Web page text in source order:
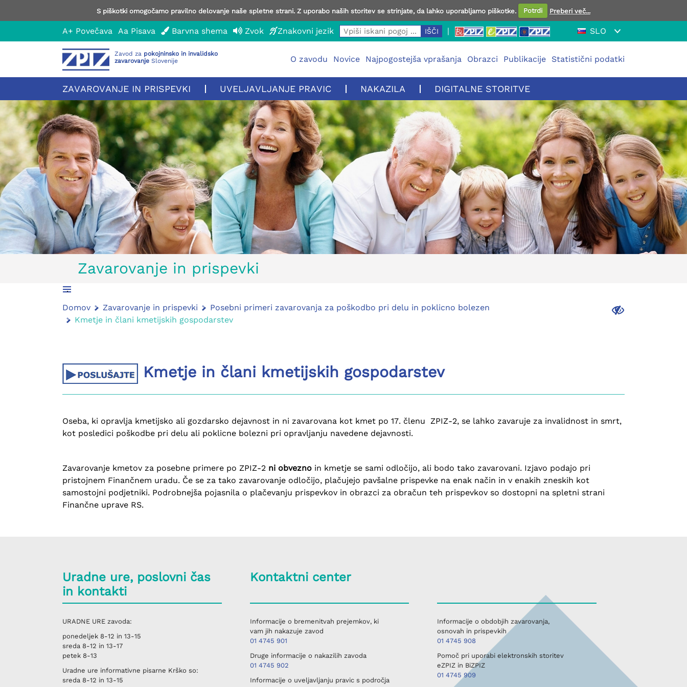
S piškotki omogočamo pravilno delovanje naše spletne strani. Z uporabo naših storitev se strinjate, da lahko uporabljamo piškotke. Potrdi Preberi več...
A+ Povečava Aa Pisava Barvna shema Zvok Znakovni jezik | SLO
Zavod za pokojninsko in invalidsko
zavarovanje Slovenije O zavodu Novice Najpogostejša vprašanja Obrazci Publikacije Statistični podatki
ZAVAROVANJE IN PRISPEVKI UVELJAVLJANJE PRAVIC NAKAZILA DIGITALNE STORITVE
Zavarovanje in prispevki
.
.
Domov Zavarovanje in prispevki
Posebni primeri zavarovanja za poškodbo pri delu in poklicno bolezen
Kmetje in člani kmetijskih gospodarstev
Kmetje in člani kmetijskih gospodarstev
Oseba, ki opravlja kmetijsko ali gozdarsko dejavnost in ni zavarovana kot kmet po 17. členu ZPIZ-2, se lahko zavaruje za invalidnost in smrt,
kot posledici poškodbe pri delu ali poklicne bolezni pri opravljanju navedene dejavnosti.
Zavarovanje kmetov za posebne primere po ZPIZ-2 ni obvezno in kmetje se sami odločijo, ali bodo tako zavarovani. Izjavo podajo pri
pristojnem Finančnem uradu. Če se za tako zavarovanje odločijo, plačujejo pavšalne prispevke na enak način in v enakih zneskih kot
samostojni podjetniki. Podrobnejša pojasnila o plačevanju prispevkov in obrazci za obračun teh prispevkov so dostopni na spletni strani
Finančne uprave RS.
Uradne ure, poslovni čas
in kontakti
URADNE URE zavoda:
ponedeljek 8-12 in 13-15
sreda 8-12 in 13-17
petek 8-13
Uradne ure informativne pisarne Krško so:
sreda 8-12 in 13-15
Kontaktni center
Informacije o bremenitvah prejemkov, ki
vam jih nakazuje zavod
01 4745 901
Druge informacije o nakazilih zavoda
01 4745 902
Informacije o uveljavljanju pravic s področja
Informacije o obdobjih zavarovanja,
osnovah in prispevkih
01 4745 908
Pomoč pri uporabi elektronskih storitev
eZPIZ in BiZPIZ
01 4745 909